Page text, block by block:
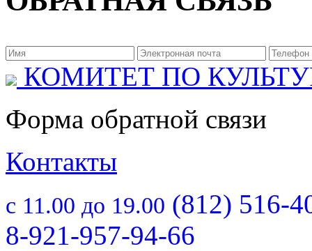
КОМИТЕТ ПО
Форма обратной связи
Контакты
с 11.00 до 19.00 (812) 516-
8-921-957-94-66